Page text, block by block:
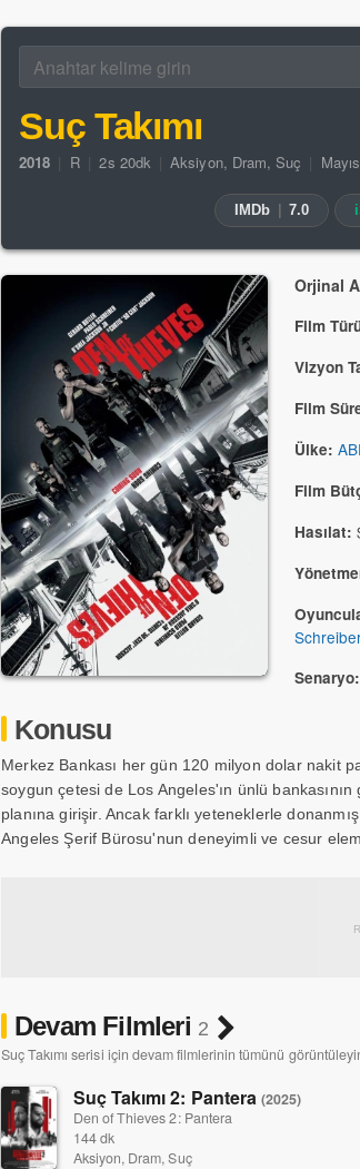
Suç Takımı
2018 R 2s 20dk Aksiyon, Dram, Suç
IMDb 7.0
Orjinal
Film
Vizyon
Film
Ülke:
Film
Hasılat:
Senaryo:
Konusu
Merkez Bankası her gün 120 milyon dolar nakit
soygun çetesi de Los Angeles'ın ünlü
planına girişir. Ancak farklı yeteneklerle
Angeles Şerif Bürosu'nun deneyimli ve cesur
Devam Filmleri 2
Suç Takımı serisi için devam filmlerinin tümünü
Suç Takımı 2: Pantera (2025)
Den of Thieves 2: Pantera
144 dk
Aksiyon, Dram, Suç